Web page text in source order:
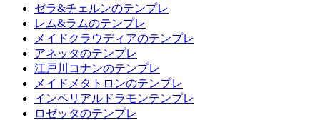
ゼラ&チェルンのテンプレ
レム&ラムのテンプレ
メイドクラウディアのテンプレ
アネッタのテンプレ
江戸川コナンのテンプレ
メイドメタトロンのテンプレ
インペリアルドラモンテンプレ
ロゼッタのテンプレ